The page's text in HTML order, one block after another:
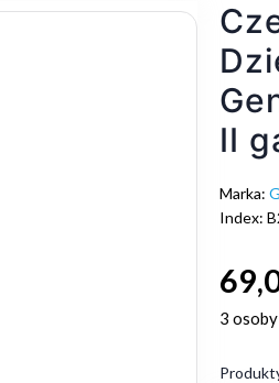
II
Marka:
Index:
3 osoby